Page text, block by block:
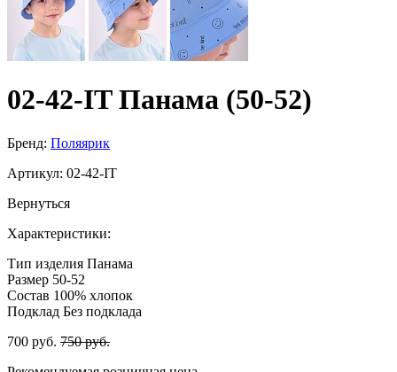
02-42-IT Панама (50-52)
Бренд: Поляярик
Артикул: 02-42-IT
Вернуться
Характеристики:
Тип изделия Панама
Размер 50-52
Состав 100% хлопок
Подклад Без подклада
700 руб. 750 руб.